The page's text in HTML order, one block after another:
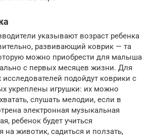
указывают возраст ребенка
развивающий коврик — та
можно приобрести для малыша
с первых месяцев жизни. Для
подойдут коврики с
укреплены игрушки: их можно
слушать мелодии, если в
электронная музыкальная
ребенок будет учиться
на животик, садиться и ползать,